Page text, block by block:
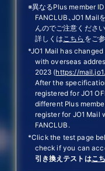
※異なるPlus member ID
FANCLUB、JO1
んのでご注意ください
詳しくはこちら をご
*JO1 Mail has
with overseas
2023 (https://
After the
registered for JO1
different Plus
register for JO1 Mail
FANCLUB.
*Click the test page
check if you can
引き換えテストはこ